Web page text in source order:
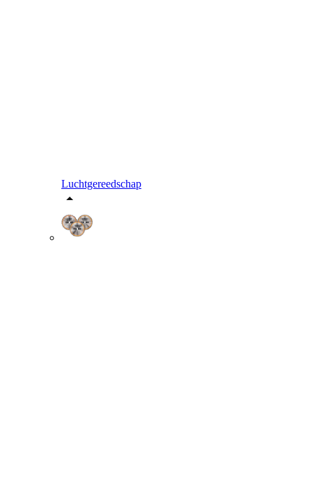
Luchtgereedschap